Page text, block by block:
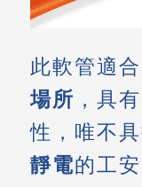
此軟管適
場所 ，具有
性，唯不
靜電的工